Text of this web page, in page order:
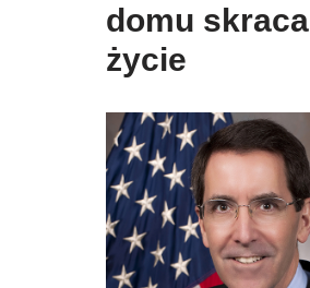
domu skraca
życie